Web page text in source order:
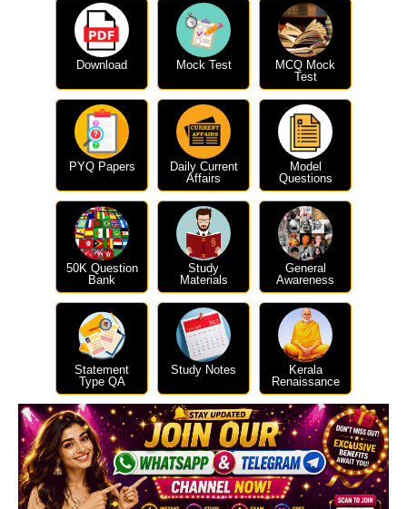
Download Mock Test
MCQ Mock
Test
PYQ Papers
Daily Current
Affairs
Model
Questions
50K Question
Bank
Study
Materials
General
Awareness
Statement
Type QA
Study Notes
Kerala
Renaissance